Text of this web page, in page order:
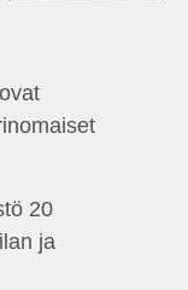
20
ja